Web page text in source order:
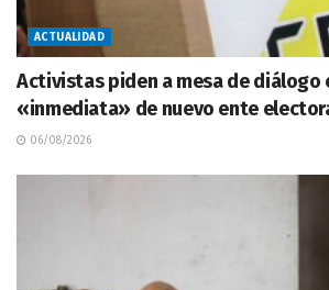
ACTUALIDAD
Activistas piden a mesa de diálogo
«inmediata» de nuevo ente
06/08/2026